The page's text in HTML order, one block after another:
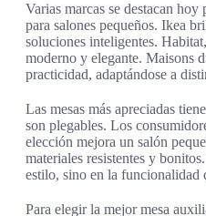
Varias marcas se destacan hoy
para salones pequeños. Ikea
soluciones inteligentes.
moderno y elegante. Maisons
practicidad, adaptándose a
Las mesas más apreciadas
son plegables. Los
elección mejora un salón
materiales resistentes y
estilo, sino en la funcionalidad
Para elegir la mejor mesa